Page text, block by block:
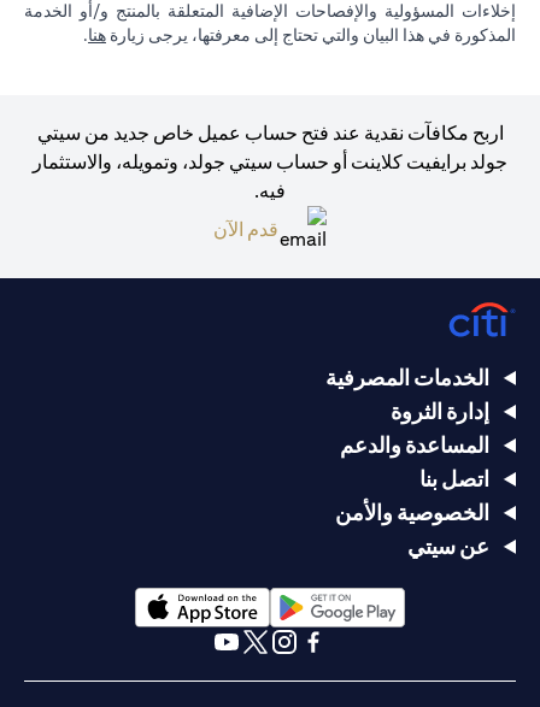
إخلاءات المسؤولية والإفصاحات الإضافية المتعلقة بالمنتج و/أو الخدمة
المذكورة في هذا البيان والتي تحتاج إلى معرفتها، يرجى زيارة هنا.
اربح مكافآت نقدية عند فتح حساب عميل خاص جديد من سيتي
جولد برايفيت كلاينت أو حساب سيتي جولد، وتمويله، والاستثمار
فيه.
قدم الآن
الخدمات المصرفية
إدارة الثروة
المساعدة والدعم
اتصل بنا
الخصوصية والأمن
عن سيتي
(opens in a new tab)